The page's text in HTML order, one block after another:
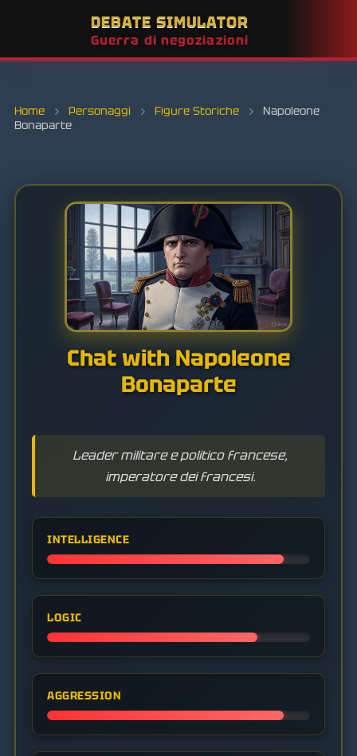
DEBATE SIMULATOR
Guerra di negoziazioni
Home › Personaggi › Figure Storiche ›
Napoleone
Bonaparte
Chat with Napoleone
Bonaparte
Leader militare e politico francese,
imperatore dei francesi.
INTELLIGENCE
LOGIC
AGGRESSION